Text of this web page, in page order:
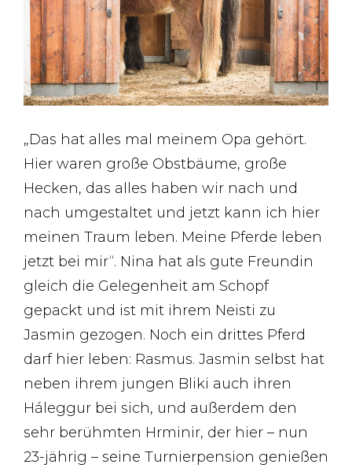
„Das hat alles mal meinem Opa gehört.
Hier waren große Obstbäume, große
Hecken, das alles haben wir nach und
nach umgestaltet und jetzt kann ich hier
meinen Traum leben. Meine Pferde leben
jetzt bei mir“. Nina hat als gute Freundin
gleich die Gelegenheit am Schopf
gepackt und ist mit ihrem Neisti zu
Jasmin gezogen. Noch ein drittes Pferd
darf hier leben: Rasmus. Jasmin selbst hat
neben ihrem jungen Bliki auch ihren
Háleggur bei sich, und außerdem den
sehr berühmten Hrminir, der hier – nun
23-jährig – seine Turnierpension genießen